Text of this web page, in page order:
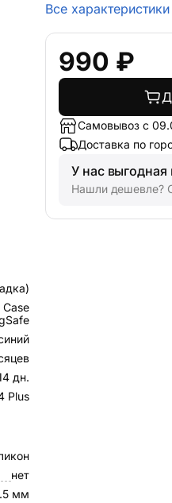
Case
дн.
Plus
нет
мм
Все характеристики
990 ₽
Самовывоз с
Доставка по
У нас выгодная
Нашли дешевле?